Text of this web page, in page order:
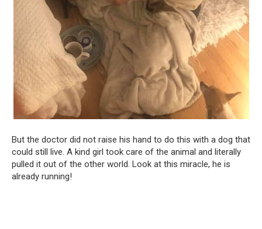
But the doctor did not raise his hand to do this with a dog that
could still live. A kind girl took care of the animal and literally
pulled it out of the other world. Look at this miracle, he is
already running!